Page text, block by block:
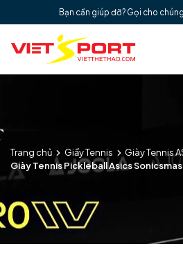
Bạn cần giúp đỡ? Gọi cho
Trang chủ Giầy Tennis
Giày Tennis
Giày Tennis Pickleball Asics